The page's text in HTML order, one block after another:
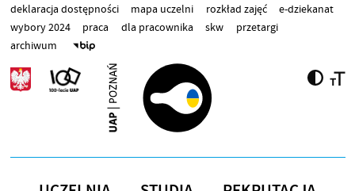
Przejdź do treści
deklaracja dostępności mapa uczelni rozkład zajęć
e-dziekanat
wybory 2024
praca dla pracownika skw
przetargi
archiwum